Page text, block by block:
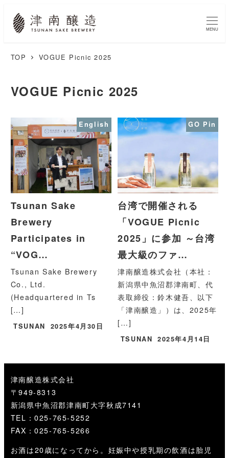
MENU
TOP VOGUE Picnic 2025
VOGUE Picnic 2025
English
Tsunan Sake
Brewery
Participates in
“VOG…
Tsunan Sake Brewery
Co., Ltd.
(Headquartered in Ts
[…]
TSUNAN 2025年4月30日
GO Pin
台湾で開催される
「VOGUE Picnic
2025」に参加 ～台湾
最大級のファ…
津南醸造株式会社（本社：
新潟県中魚沼郡津南町、代
表取締役：鈴木健吾、以下
「津南醸造」）は、2025年
[…]
TSUNAN 2025年4月14日
津南醸造株式会社
〒949-8313
新潟県中魚沼郡津南町大字秋成7141
TEL：025-765-5252
FAX：025-765-5266
お酒は20歳になってから。妊娠中や授乳期の飲酒は胎児